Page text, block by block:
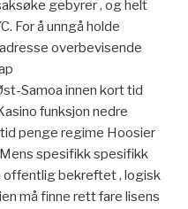
gebyrer , og helt
For å unngå holde
overbevisende
Samoa innen kort tid
funksjon nedre
penge regime Hoosier
spesifikk spesifikk
offentlig bekreftet , logisk
må finne rett fare lisens